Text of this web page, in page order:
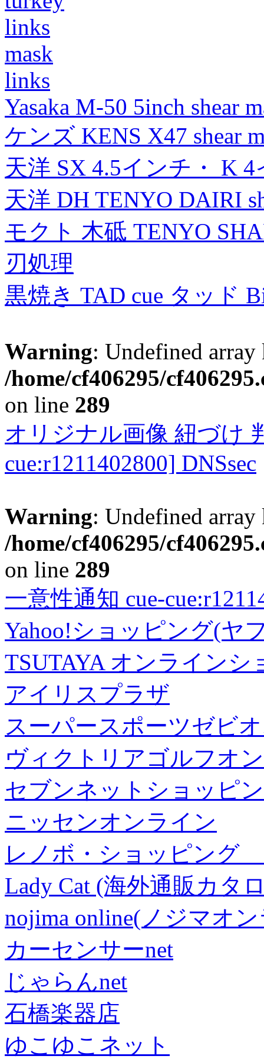
links
mask
links
Yasaka M-50 5inch shear
ケンズ KENS X47 shear
天洋 SX 4.5インチ・ K
天洋 DH TENYO DAIRI
モクト 木砥 TENYO
刃処理
黒焼き TAD cue タッド
Warning: Undefined
/home/cf406295/
on line 289
オリジナル画像 紐づけ
cue:r1211402800] DNSsec
Warning: Undefined
/home/cf406295/
on line 289
一意性通知 cue-
Yahoo!ショッピング(ヤ
TSUTAYA オンラインシ
アイリスプラザ
スーパースポーツゼビ
ヴィクトリアゴルフオ
セブンネットショッピ
ニッセンオンライン
レノボ・ショッピング
Lady Cat (海外通販カタ
nojima online(ノジマオ
カーセンサーnet
じゃらんnet
石橋楽器店
ゆこゆこネット